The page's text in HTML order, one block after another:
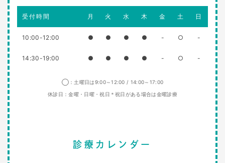
受付時間 月 火 水 木 金 土 日
10:00-12:00 ● ● ● ● - ○ -
14:30-19:00 ● ● ● ● - ○ -
◯：土曜日は9:00～12:00 / 14:00～17:00
休診日：金曜・日曜・祝日＊祝日がある場合は金曜診療
診療カレンダー